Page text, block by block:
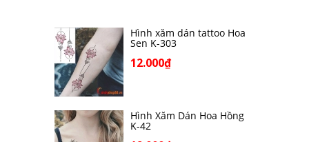
Hình xăm dán tattoo Hoa
Sen K-303
12.000₫
Hình Xăm Dán Hoa Hồng
K-42